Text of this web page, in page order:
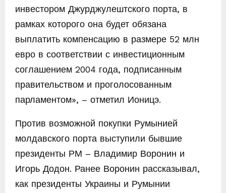
инвестором Джурджулештского порта, в
рамках которого она будет обязана
выплатить компенсацию в размере 52 млн
евро в соответствии с инвестиционным
соглашением 2004 года, подписанным
правительством и проголосованным
парламентом», – отметил Ионицэ.
Против возможной покупки Румынией
молдавского порта выступили бывшие
президенты РМ – Владимир Воронин и
Игорь Додон. Ранее Воронин рассказывал,
как президенты Украины и Румынии